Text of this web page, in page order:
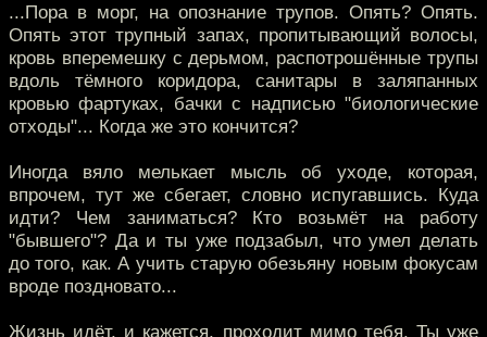
...Пора в морг, на опознание трупов. Опять? Опять.
Опять этот трупный запах, пропитывающий волосы,
кровь вперемешку с дерьмом, распотрошённые трупы
вдоль тёмного коридора, санитары в заляпанных
кровью фартуках, бачки с надписью "биологические
отходы"... Когда же это кончится?
Иногда вяло мелькает мысль об уходе, которая,
впрочем, тут же сбегает, словно испугавшись. Куда
идти? Чем заниматься? Кто возьмёт на работу
"бывшего"? Да и ты уже подзабыл, что умел делать
до того, как. А учить старую обезьяну новым фокусам
вроде поздновато...
Жизнь идёт, и кажется, проходит мимо тебя. Ты уже